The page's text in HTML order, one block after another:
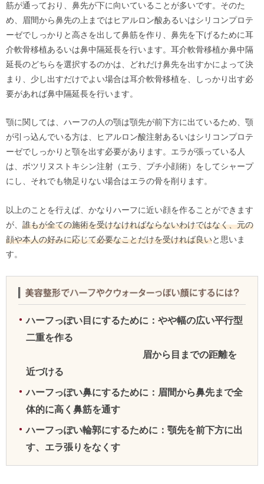
筋が通っており、鼻先が下に向いていることが多いです。そのた
め、眉間から鼻先の上まではヒアルロン酸あるいはシリコンプロテ
ーゼでしっかりと高さを出して鼻筋を作り、鼻先を下げるために耳
介軟骨移植あるいは鼻中隔延長を行います。耳介軟骨移植か鼻中隔
延長のどちらを選択するのかは、どれだけ鼻先を出すかによって決
まり、少し出すだけでよい場合は耳介軟骨移植を、しっかり出す必
要があれば鼻中隔延長を行います。
顎に関しては、ハーフの人の顎は顎先が前下方に出ているため、顎
が引っ込んでいる方は、ヒアルロン酸注射あるいはシリコンプロテ
ーゼでしっかりと顎を出す必要があります。エラが張っている人
は、ボツリヌストキシン注射（エラ、プチ小顔術）をしてシャープ
にし、それでも物足りない場合はエラの骨を削ります。
以上のことを行えば、かなりハーフに近い顔を作ることができます
が、 誰もが全ての施術を受けなければならないわけではなく、元の
顔や本人の好みに応じて必要なことだけを受ければ良いと思いま
す。
ハーフっぽい目にするために：やや幅の広い平行型
二重を作る
眉から目までの距離を
近づける
ハーフっぽい鼻にするために：眉間から鼻先まで全
体的に高く鼻筋を通す
ハーフっぽい輪郭にするために：顎先を前下方に出
す、エラ張りをなくす